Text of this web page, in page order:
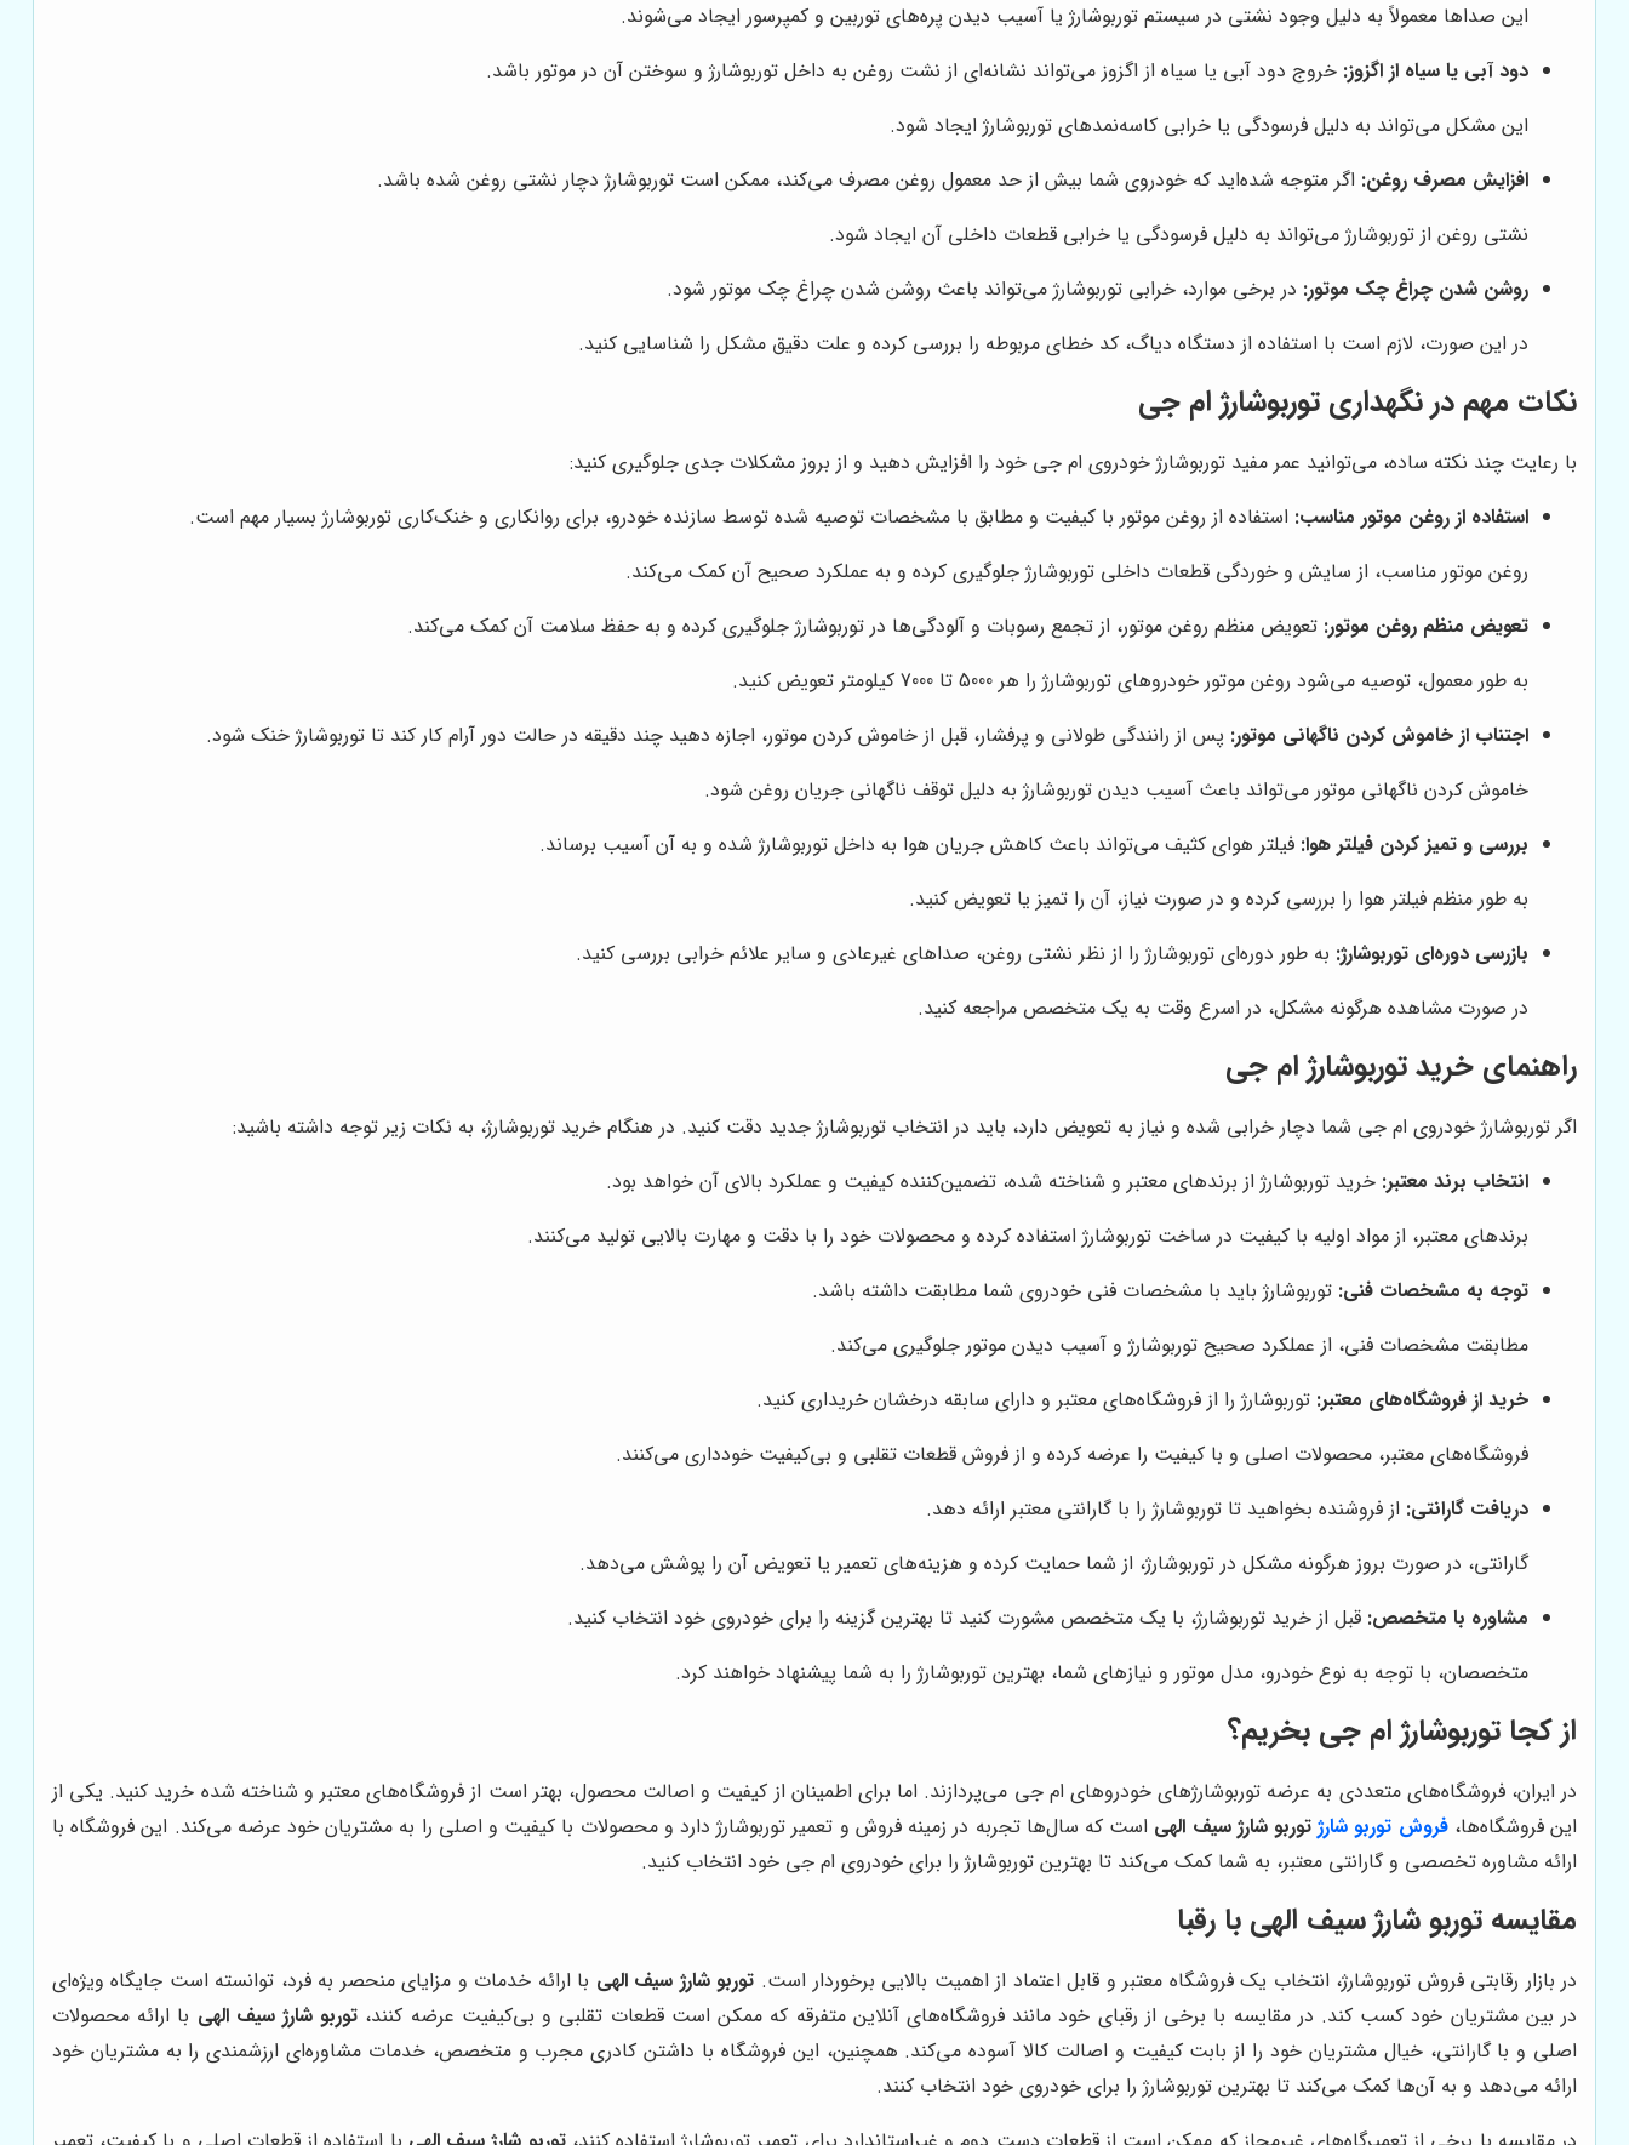
این صداها معمولاً به دلیل وجود نشتی در سیستم توربوشارژ یا آسیب دیدن پره‌های توربین و کمپرسور ایجاد می‌شوند.
دود آبی یا سیاه از اگزوز: خروج دود آبی یا سیاه از اگزوز می‌تواند نشانه‌ای از نشت روغن به داخل توربوشارژ و سوختن آن در موتور باشد.
این مشکل می‌تواند به دلیل فرسودگی یا خرابی کاسه‌نمد‌های توربوشارژ ایجاد شود.
افزایش مصرف روغن: اگر متوجه شده‌اید که خودروی شما بیش از حد معمول روغن مصرف می‌کند، ممکن است توربوشارژ دچار نشتی روغن شده باشد.
نشتی روغن از توربوشارژ می‌تواند به دلیل فرسودگی یا خرابی قطعات داخلی آن ایجاد شود.
روشن شدن چراغ چک موتور: در برخی موارد، خرابی توربوشارژ می‌تواند باعث روشن شدن چراغ چک موتور شود.
در این صورت، لازم است با استفاده از دستگاه دیاگ، کد خطای مربوطه را بررسی کرده و علت دقیق مشکل را شناسایی کنید.
نکات مهم در نگهداری توربوشارژ ام جی
با رعایت چند نکته ساده، می‌توانید عمر مفید توربوشارژ خودروی ام جی خود را افزایش دهید و از بروز مشکلات جدی جلوگیری کنید:
استفاده از روغن موتور مناسب: استفاده از روغن موتور با کیفیت و مطابق با مشخصات توصیه شده توسط سازنده خودرو، برای روانکاری و خنک‌کاری توربوشارژ بسیار مهم است.
روغن موتور مناسب، از سایش و خوردگی قطعات داخلی توربوشارژ جلوگیری کرده و به عملکرد صحیح آن کمک می‌کند.
تعویض منظم روغن موتور: تعویض منظم روغن موتور، از تجمع رسوبات و آلودگی‌ها در توربوشارژ جلوگیری کرده و به حفظ سلامت آن کمک می‌کند.
به طور معمول، توصیه می‌شود روغن موتور خودروهای توربوشارژ را هر 5000 تا 7000 کیلومتر تعویض کنید.
اجتناب از خاموش کردن ناگهانی موتور: پس از رانندگی طولانی و پرفشار، قبل از خاموش کردن موتور، اجازه دهید چند دقیقه در حالت دور آرام کار کند تا توربوشارژ خنک شود.
خاموش کردن ناگهانی موتور می‌تواند باعث آسیب دیدن توربوشارژ به دلیل توقف ناگهانی جریان روغن شود.
بررسی و تمیز کردن فیلتر هوا: فیلتر هوای کثیف می‌تواند باعث کاهش جریان هوا به داخل توربوشارژ شده و به آن آسیب برساند.
به طور منظم فیلتر هوا را بررسی کرده و در صورت نیاز، آن را تمیز یا تعویض کنید.
بازرسی دوره‌ای توربوشارژ: به طور دوره‌ای توربوشارژ را از نظر نشتی روغن، صداهای غیرعادی و سایر علائم خرابی بررسی کنید.
در صورت مشاهده هرگونه مشکل، در اسرع وقت به یک متخصص مراجعه کنید.
راهنمای خرید توربوشارژ ام جی
اگر توربوشارژ خودروی ام جی شما دچار خرابی شده و نیاز به تعویض دارد، باید در انتخاب توربوشارژ جدید دقت کنید. در هنگام خرید توربوشارژ، به نکات زیر توجه داشته باشید:
انتخاب برند معتبر: خرید توربوشارژ از برندهای معتبر و شناخته شده، تضمین‌کننده کیفیت و عملکرد بالای آن خواهد بود.
برندهای معتبر، از مواد اولیه با کیفیت در ساخت توربوشارژ استفاده کرده و محصولات خود را با دقت و مهارت بالایی تولید می‌کنند.
توجه به مشخصات فنی: توربوشارژ باید با مشخصات فنی خودروی شما مطابقت داشته باشد.
مطابقت مشخصات فنی، از عملکرد صحیح توربوشارژ و آسیب دیدن موتور جلوگیری می‌کند.
خرید از فروشگاه‌های معتبر: توربوشارژ را از فروشگاه‌های معتبر و دارای سابقه درخشان خریداری کنید.
فروشگاه‌های معتبر، محصولات اصلی و با کیفیت را عرضه کرده و از فروش قطعات تقلبی و بی‌کیفیت خودداری می‌کنند.
دریافت گارانتی: از فروشنده بخواهید تا توربوشارژ را با گارانتی معتبر ارائه دهد.
گارانتی، در صورت بروز هرگونه مشکل در توربوشارژ، از شما حمایت کرده و هزینه‌های تعمیر یا تعویض آن را پوشش می‌دهد.
مشاوره با متخصص: قبل از خرید توربوشارژ، با یک متخصص مشورت کنید تا بهترین گزینه را برای خودروی خود انتخاب کنید.
متخصصان، با توجه به نوع خودرو، مدل موتور و نیازهای شما، بهترین توربوشارژ را به شما پیشنهاد خواهند کرد.
از کجا توربوشارژ ام جی بخریم؟
در ایران، فروشگاه‌های متعددی به عرضه توربوشارژهای خودروهای ام جی می‌پردازند. اما برای اطمینان از کیفیت و اصالت محصول، بهتر است از فروشگاه‌های معتبر و شناخته شده خرید کنید. یکی از
این فروشگاه‌ها،فروش توربو شارژ توربو شارژ سیف الهی است که سال‌ها تجربه در زمینه فروش و تعمیر توربوشارژ دارد و محصولات با کیفیت و اصلی را به مشتریان خود عرضه می‌کند. این فروشگاه با
ارائه مشاوره تخصصی و گارانتی معتبر، به شما کمک می‌کند تا بهترین توربوشارژ را برای خودروی ام جی خود انتخاب کنید.
مقایسه توربو شارژ سیف الهی با رقبا
در بازار رقابتی فروش توربوشارژ، انتخاب یک فروشگاه معتبر و قابل اعتماد از اهمیت بالایی برخوردار است. توربو شارژ سیف الهی با ارائه خدمات و مزایای منحصر به فرد، توانسته است جایگاه ویژه‌ای
در بین مشتریان خود کسب کند. در مقایسه با برخی از رقبای خود مانند فروشگاه‌های آنلاین متفرقه که ممکن است قطعات تقلبی و بی‌کیفیت عرضه کنند، توربو شارژ سیف الهی با ارائه محصولات
اصلی و با گارانتی، خیال مشتریان خود را از بابت کیفیت و اصالت کالا آسوده می‌کند. همچنین، این فروشگاه با داشتن کادری مجرب و متخصص، خدمات مشاوره‌ای ارزشمندی را به مشتریان خود
ارائه می‌دهد و به آن‌ها کمک می‌کند تا بهترین توربوشارژ را برای خودروی خود انتخاب کنند.